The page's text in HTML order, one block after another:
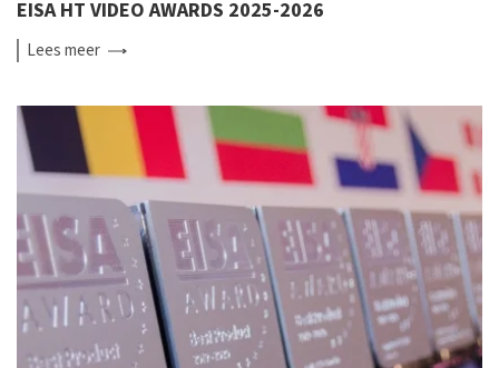
EISA HT VIDEO AWARDS 2025-2026
Leesmeer